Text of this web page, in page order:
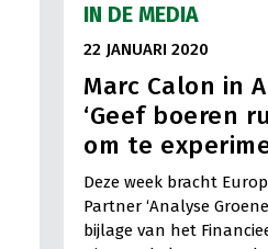
IN DE MEDIA
22 JANUARI 2020
Marc Calon in
‘Geef boeren
om te
Deze week bracht
Partner ‘Analyse
bijlage van het